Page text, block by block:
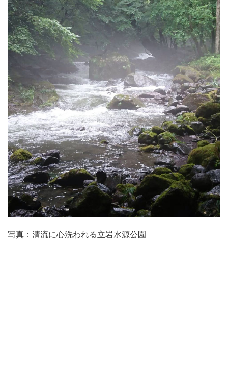
写真：清流に心洗われる立岩水源公園